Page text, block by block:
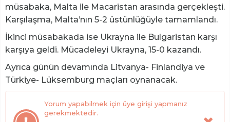
müsabaka, Malta ile Macaristan arasında gerçekleşti.
Karşılaşma, Malta’nın 5-2 üstünlüğüyle tamamlandı.
İkinci müsabakada ise Ukrayna ile Bulgaristan karşı
karşıya geldi. Mücadeleyi Ukrayna, 15-0 kazandı.
Ayrıca günün devamında Litvanya- Finlandiya ve
Türkiye- Lüksemburg maçları oynanacak.
Yorum yapabilmek için üye girişi yapmanız
gerekmektedir.